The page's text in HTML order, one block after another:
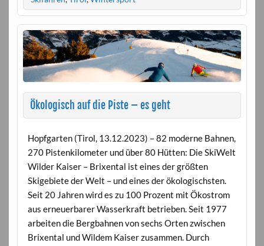
Ökologisch auf die Piste – es geht
Hopfgarten (Tirol, 13.12.2023) – 82 moderne Bahnen,
270 Pistenkilometer und über 80 Hütten: Die SkiWelt
Wilder Kaiser – Brixental ist eines der größten
Skigebiete der Welt – und eines der ökologischsten.
Seit 20 Jahren wird es zu 100 Prozent mit Ökostrom
aus erneuerbarer Wasserkraft betrieben. Seit 1977
arbeiten die Bergbahnen von sechs Orten zwischen
Brixental und Wildem Kaiser zusammen. Durch